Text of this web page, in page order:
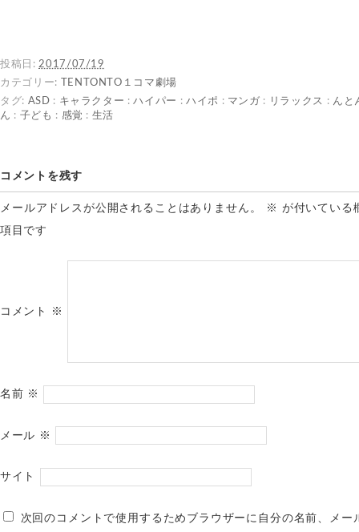
投稿日: 2017/07/19
カテゴリー:
TENTONTO１コマ劇場
タグ: ASD : キャラクター :ハイパー : ハイポ : マンガ : リラックス : んと
ん : 子ども : 感覚 : 生活
コメントを残す
メールアドレスが公開されることはありません。 ※ が付いている
項目です
コメント ※
名前 ※
メール ※
サイト
次回のコメントで使用するためブラウザーに自分の名前、メー